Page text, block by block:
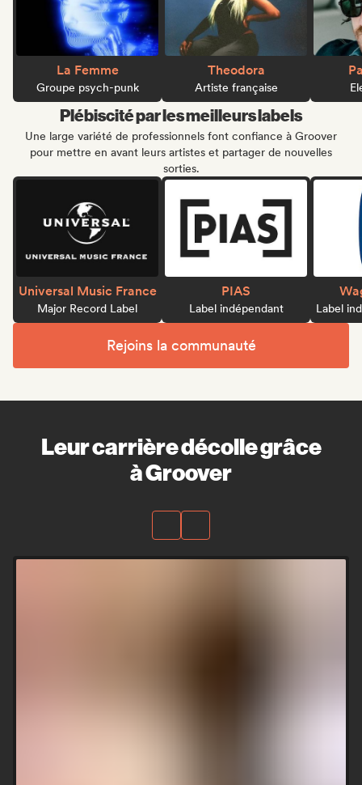
La Femme
Groupe psych-punk
Theodora
Artiste française
Plébiscité par les meilleurs labels
Une large variété de professionnels font confiance à Groover
pour mettre en avant leurs artistes et partager de nouvelles
sorties.
Universal Music France
Major Record Label
PIAS
Label indépendant Label
Rejoins la communauté
Leur carrière décolle grâce
à Groover